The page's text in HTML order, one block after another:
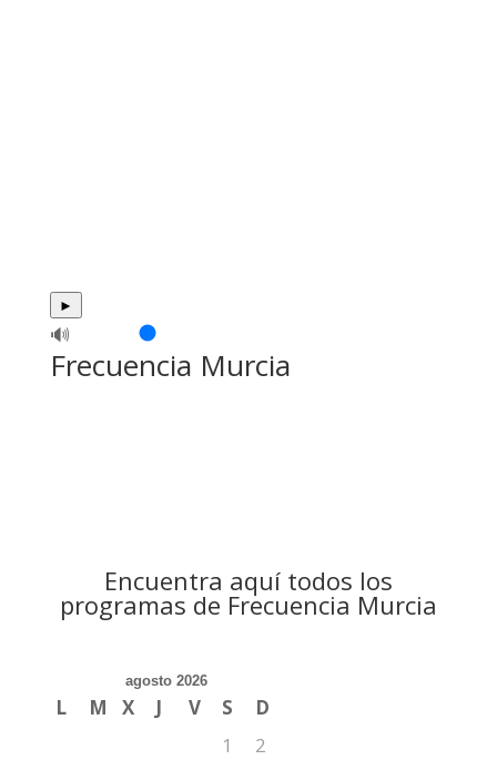
►
🔊
Frecuencia Murcia
Encuentra aquí todos los
programas de Frecuencia Murcia
agosto 2026
L M X J V S
D
1
2